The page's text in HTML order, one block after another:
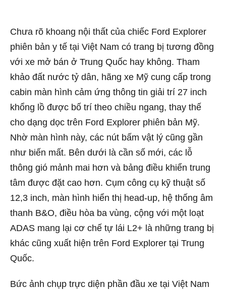
Chưa rõ khoang nội thất của chiếc Ford Explorer
phiên bản y tế tại Việt Nam có trang bị tương đồng
với xe mở bán ở Trung Quốc hay không. Tham
khảo đất nước tỷ dân, hãng xe Mỹ cung cấp trong
cabin màn hình cảm ứng thông tin giải trí 27 inch
khổng lồ được bố trí theo chiều ngang, thay thế
cho dạng dọc trên Ford Explorer phiên bản Mỹ.
Nhờ màn hình này, các nút bấm vật lý cũng gần
như biến mất. Bên dưới là cần số mới, các lỗ
thông gió mảnh mai hơn và bảng điều khiển trung
tâm được đặt cao hơn. Cụm công cụ kỹ thuật số
12,3 inch, màn hình hiển thị head-up, hệ thống âm
thanh B&O, điều hòa ba vùng, cộng với một loạt
ADAS mang lại cơ chế tự lái L2+ là những trang bị
khác cũng xuất hiện trên Ford Explorer tại Trung
Quốc.
Bức ảnh chụp trực diện phần đầu xe tại Việt Nam